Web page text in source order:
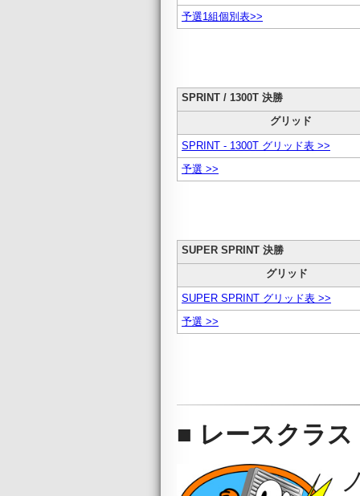
予選1組個別表>>
SPRINT / 1300T 決勝
グリッド
SPRINT - 1300T グリッド表 >>
予選 >>
SUPER SPRINT 決勝
グリッド
SUPER SPRINT グリッド表 >>
予選 >>
■ レースクラ